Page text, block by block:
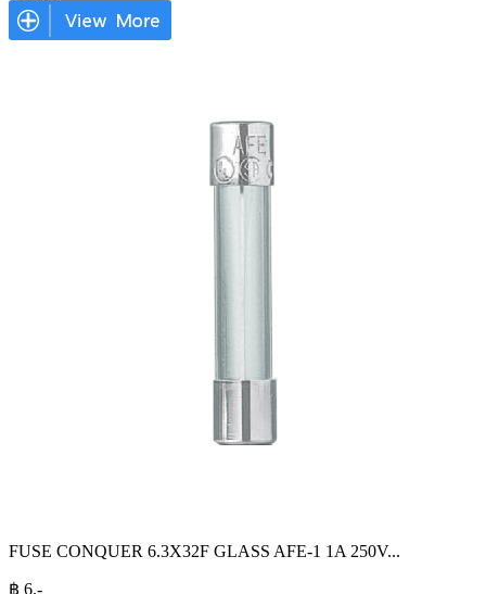
FUSE CONQUER 6.3X32F GLASS AFE-1 1A 250V...
฿ 6.-